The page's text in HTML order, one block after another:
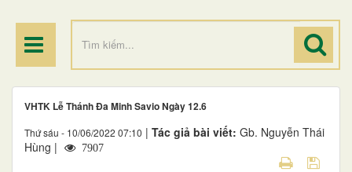
VHTK Lễ Thánh Đa Minh Savio Ngày 12.6
Thứ sáu - 10/06/2022 07:10 | Tác giả bài viết: Gb. Nguyễn Thái
Hùng |
7907